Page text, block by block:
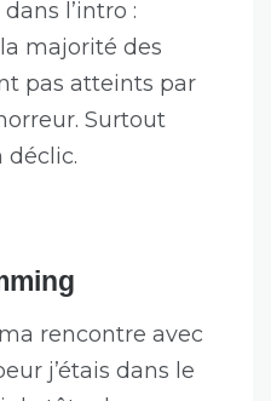
des jours
car un
fier pour
vu tellement
comme
l’intro :
majorité des